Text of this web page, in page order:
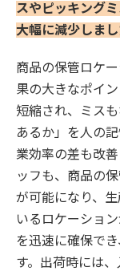
スやピッキング
大幅に減少しまし
商品の保管ロケ
果の大きなポイ
短縮され、ミス
あるか」を人の
業効率の差も改
ッフも、商品の
が可能になり、
いるロケーショ
を迅速に確保で
す。出荷時には